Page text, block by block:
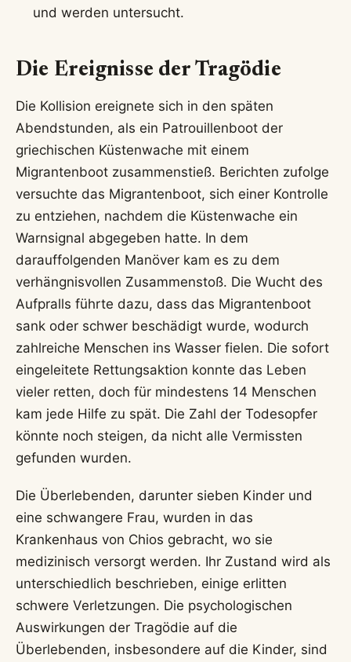
und werden untersucht.
Die Ereignisse der Tragödie
Die Kollision ereignete sich in den späten
Abendstunden, als ein Patrouillenboot der
griechischen Küstenwache mit einem
Migrantenboot zusammenstieß. Berichten zufolge
versuchte das Migrantenboot, sich einer Kontrolle
zu entziehen, nachdem die Küstenwache ein
Warnsignal abgegeben hatte. In dem
darauffolgenden Manöver kam es zu dem
verhängnisvollen Zusammenstoß. Die Wucht des
Aufpralls führte dazu, dass das Migrantenboot
sank oder schwer beschädigt wurde, wodurch
zahlreiche Menschen ins Wasser fielen. Die sofort
eingeleitete Rettungsaktion konnte das Leben
vieler retten, doch für mindestens 14 Menschen
kam jede Hilfe zu spät. Die Zahl der Todesopfer
könnte noch steigen, da nicht alle Vermissten
gefunden wurden.
Die Überlebenden, darunter sieben Kinder und
eine schwangere Frau, wurden in das
Krankenhaus von Chios gebracht, wo sie
medizinisch versorgt werden. Ihr Zustand wird als
unterschiedlich beschrieben, einige erlitten
schwere Verletzungen. Die psychologischen
Auswirkungen der Tragödie auf die
Überlebenden, insbesondere auf die Kinder, sind